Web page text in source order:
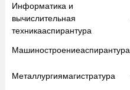
Информатика и
вычислительная
техникааспирантура
Машиностроениеаспирантура
Металлургиямагистратура